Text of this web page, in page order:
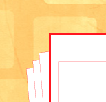
管
そ
指